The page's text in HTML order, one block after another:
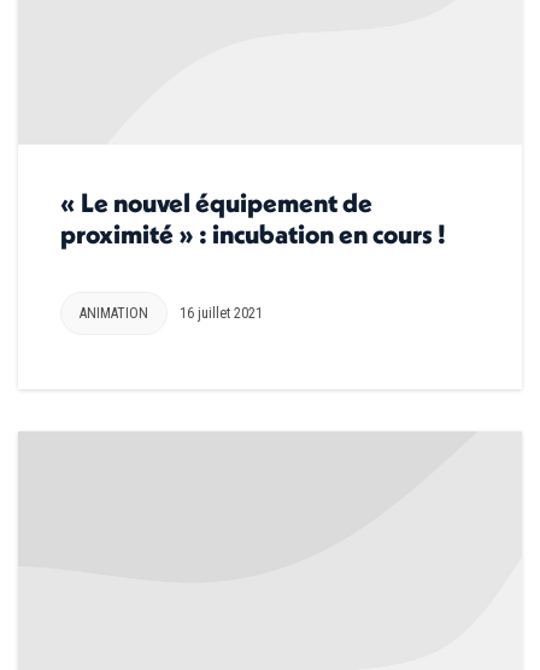
« Le nouvel équipement de
proximité » : incubation en cours !
ANIMATION 16 juillet 2021